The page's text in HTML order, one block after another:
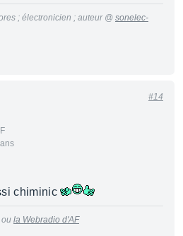
; électronicien ; auteur @ sonelec-
#14
chiminic
ou la Webradio d'AF